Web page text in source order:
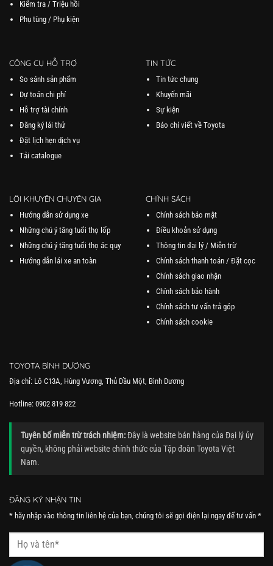
Kiểm tra / Triệu hồi
Phụ tùng / Phụ kiện
CÔNG CỤ HỖ TRỢ
So sánh sản phẩm
Dự toán chi phí
Hỗ trợ tài chính
Đăng ký lái thử
Đặt lịch hẹn dịch vụ
Tải catalogue
TIN TỨC
Tin tức chung
Khuyến mãi
Sự kiện
Báo chí viết về Toyota
LỜI KHUYÊN CHUYÊN GIA
Hướng dẫn sử dụng xe
Những chú ý tăng tuổi thọ lốp
Những chú ý tăng tuổi thọ ác quy
Hướng dẫn lái xe an toàn
CHÍNH SÁCH
Chính sách bảo mật
Điều khoản sử dụng
Thông tin đại lý / Miễn trừ
Chính sách thanh toán / Đặt cọc
Chính sách giao nhận
Chính sách bảo hành
Chính sách tư vấn trả góp
Chính sách cookie
TOYOTA BÌNH DƯƠNG
Địa chỉ: Lô C13A, Hùng Vương, Thủ Dầu Một, Bình Dương
Hotline: 0902 819 822
Tuyên bố miễn trừ trách nhiệm:Đây là website bán hàng của Đại lý ủy
quyền, không phải website chính thức của Tập đoàn Toyota Việt
Nam.
ĐĂNG KÝ NHẬN TIN
* hãy nhập vào thông tin liên hệ của bạn, chúng tôi sẽ gọi điện lại ngay để tư vấn *